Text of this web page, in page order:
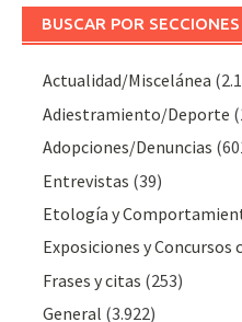
BUSCAR POR SECCIONES
Actualidad/Miscelánea
Adiestramiento/Deporte
Adopciones/Denuncias
Entrevistas (39)
Etología y
Exposiciones y Concursos
Frases y citas (253)
General (3.922)